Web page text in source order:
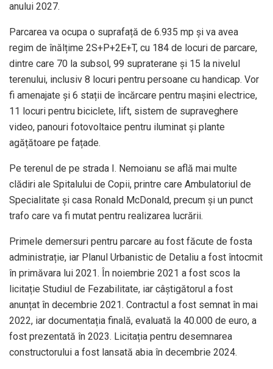
anului 2027.
Parcarea va ocupa o suprafață de 6.935 mp și va avea
regim de înălțime 2S+P+2E+T, cu 184 de locuri de parcare,
dintre care 70 la subsol, 99 supraterane și 15 la nivelul
terenului, inclusiv 8 locuri pentru persoane cu handicap. Vor
fi amenajate și 6 stații de încărcare pentru mașini electrice,
11 locuri pentru biciclete, lift, sistem de supraveghere
video, panouri fotovoltaice pentru iluminat și plante
agățătoare pe fațade.
Pe terenul de pe strada I. Nemoianu se află mai multe
clădiri ale Spitalului de Copii, printre care Ambulatoriul de
Specialitate și casa Ronald McDonald, precum și un punct
trafo care va fi mutat pentru realizarea lucrării.
Primele demersuri pentru parcare au fost făcute de fosta
administrație, iar Planul Urbanistic de Detaliu a fost întocmit
în primăvara lui 2021. În noiembrie 2021 a fost scos la
licitație Studiul de Fezabilitate, iar câștigătorul a fost
anunțat în decembrie 2021. Contractul a fost semnat în mai
2022, iar documentația finală, evaluată la 40.000 de euro, a
fost prezentată în 2023. Licitația pentru desemnarea
constructorului a fost lansată abia în decembrie 2024.